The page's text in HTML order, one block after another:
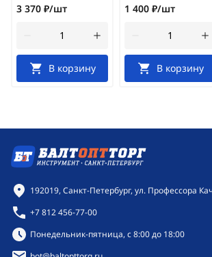
3 370 ₽/шт
В корзину
1 400 ₽/шт
В корзину
Контактная информация
192019, Санкт-Петербург, ул. Профессора
+7 812 456-77-00
Режим работы:
Понедельник-пятница, с 8:00 до 18:00